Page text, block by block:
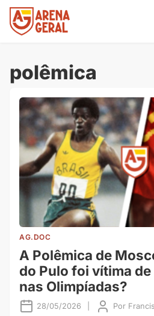
polêmica
AG.DOC
A Polêmica de
do Pulo foi vítima
nas Olimpíadas?
28/05/2026 Por